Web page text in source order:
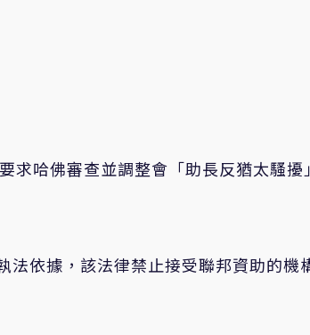
求哈佛審查並調整會「助長反猶太騷擾
依據，該法律禁止接受聯邦資助的機